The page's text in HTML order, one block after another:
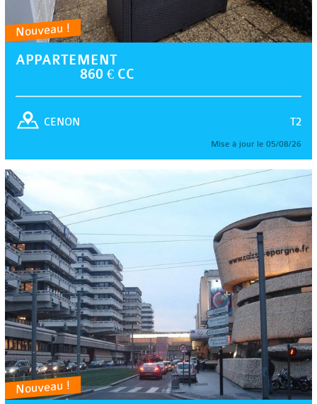
Nouveau !
APPARTEMENT
860 € CC
T2
CENON
Mise à jour le 05/08/26
Nouveau !